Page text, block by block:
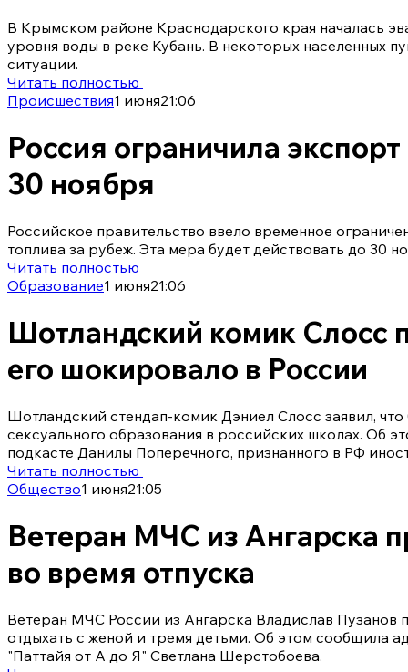
В Крымском районе Краснодарского края началась
уровня воды в реке Кубань. В некоторых населенных
ситуации.
Читать полностью
Происшествия1 июня21:06
Россия ограничила
30 ноября
Российское правительство ввело временное
топлива за рубеж. Эта мера будет действовать до 30
Читать полностью
Образование1 июня21:06
Шотландский комик Слосс
его шокировало в России
Шотландский стендап-комик Дэниел Слосс заявил,
сексуального образования в российских школах. Об
подкасте Данилы Поперечного, признанного в РФ
Читать полностью
Общество1 июня21:05
Ветеран МЧС из Ангарска
во время отпуска
Ветеран МЧС России из Ангарска Владислав Пузанов
отдыхать с женой и тремя детьми. Об этом сообщила
"Паттайя от А до Я" Светлана Шерстобоева.